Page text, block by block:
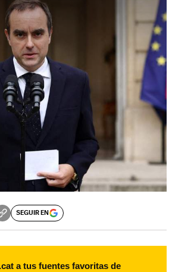
SEGUIR EN
a tus fuentes favoritas de